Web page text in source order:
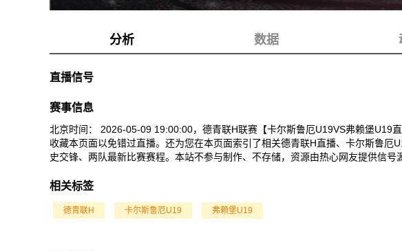
分析 数据
直播信号
赛事信息
北京时间： 2026-05-09 19:00:00，德青联H联赛【卡尔斯鲁厄U19VS弗赖堡U19
收藏本页面以免错过直播。还为您在本页面索引了相关德青联H直播、卡尔斯鲁厄
史交锋、两队最新比赛赛程。本站不参与制作、不存储，资源由热心网友提供信号
相关标签
德青联H 卡尔斯鲁厄U19 弗赖堡U19